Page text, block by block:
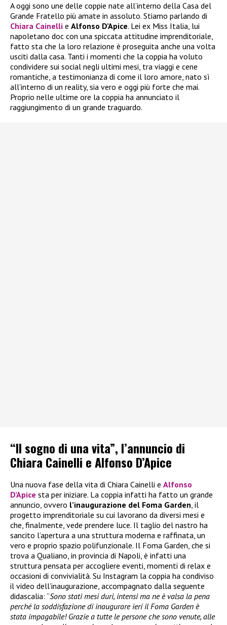
A oggi sono une delle coppie nate all’interno della Casa del
Grande Fratello più amate in assoluto. Stiamo parlando di
Chiara Cainelli e Alfonso D’Apice. Lei ex Miss Italia, lui
napoletano doc con una spiccata attitudine imprenditoriale,
fatto sta che la loro relazione è proseguita anche una volta
usciti dalla casa. Tanti i momenti che la coppia ha voluto
condividere sui social negli ultimi mesi, tra viaggi e cene
romantiche, a testimonianza di come il loro amore, nato sì
all’interno di un reality, sia vero e oggi più forte che mai.
Proprio nelle ultime ore la coppia ha annunciato il
raggiungimento di un grande traguardo.
“Il sogno di una vita”, l’annuncio di
Chiara Cainelli e Alfonso D’Apice
Una nuova fase della vita di Chiara Cainelli e Alfonso
D’Apice sta per iniziare. La coppia infatti ha fatto un grande
annuncio, ovvero l’inaugurazione del Foma Garden , il
progetto imprenditoriale su cui lavorano da diversi mesi e
che, finalmente, vede prendere luce. Il taglio del nastro ha
sancito l’apertura a una struttura moderna e raffinata, un
vero e proprio spazio polifunzionale. Il Foma Garden, che si
trova a Qualiano, in provincia di Napoli, è infatti una
struttura pensata per accogliere eventi, momenti di relax e
occasioni di convivialità. Su Instagram la coppia ha condiviso
il video dell’inaugurazione, accompagnato dalla seguente
didascalia: “Sono stati mesi duri, intensi ma ne è valsa la pena
perché la soddisfazione di inaugurare ieri il Foma Garden è
stata impagabile! Grazie a tutte le persone che sono venute, alle